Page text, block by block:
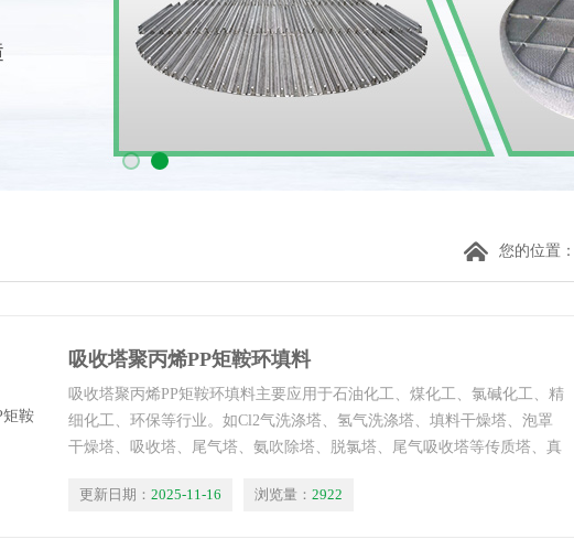
您的位置：
吸收塔聚丙烯PP矩鞍环填料
吸收塔聚丙烯PP矩鞍环填料主要应用于石油化工、煤化工、氯碱化工、精
细化工、环保等行业。如Cl2气洗涤塔、氢气洗涤塔、填料干燥塔、泡罩
干燥塔、吸收塔、尾气塔、氨吹除塔、脱氯塔、尾气吸收塔等传质塔、真
更新日期： 2025-11-16 浏览量： 2922